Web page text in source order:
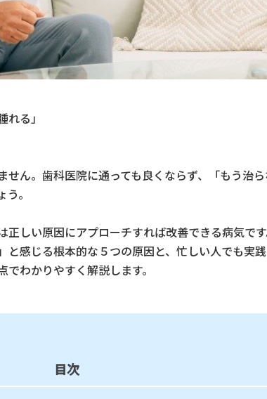
れる」
せん。歯科医院に通っても良くならず、「もう治
。
しい原因にアプローチすれば改善できる病気です
と感じる根本的な５つの原因と、忙しい人でも実
わかりやすく解説します。
目次